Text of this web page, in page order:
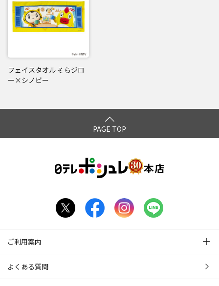
フェイスタオル そらジロ
ー×シノビー
PAGE TOP
ご利用案内
よくある質問